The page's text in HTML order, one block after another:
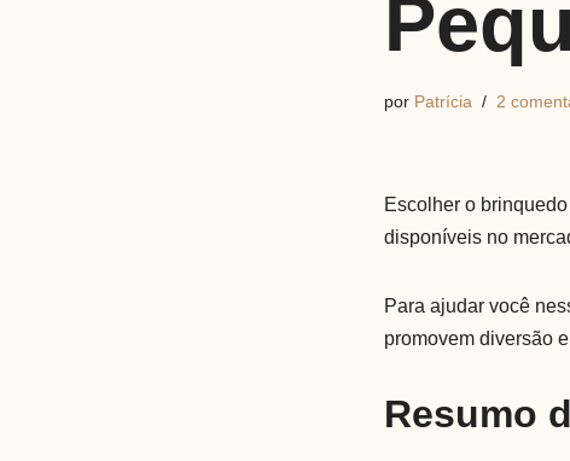
por Patrícia 2
Escolher o
disponíveis no
Para ajudar você
promovem diversão
Resumo